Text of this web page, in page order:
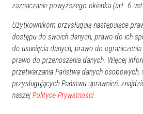
zaznaczanie powyższego okienka (art. 6
Użytkownikom przysługują następujące
dostępu do swoich danych, prawo do ich
do usunięcia danych, prawo do
prawo do przenoszenia danych. Więcej
przetwarzania Państwa danych osobowych,
przysługujących Państwu uprawnień,
naszej Polityce Prywatności.